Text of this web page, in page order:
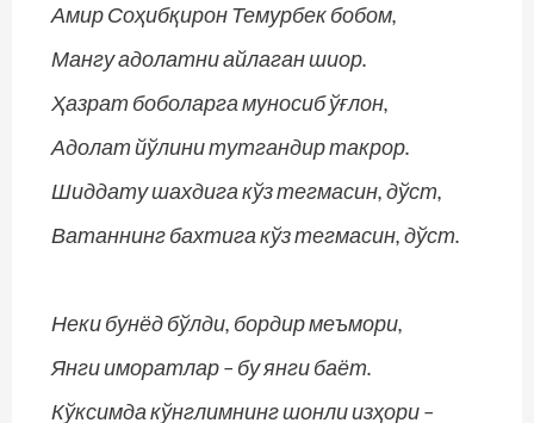
Амир Соҳибқирон Темурбек бобом,
Мангу адолатни айлаган шиор.
Ҳазрат боболарга муносиб ўғлон,
Адолат йўлини тутгандир такрор.
Шиддату шахдига кўз тегмасин, дўст,
Ватаннинг бахтига кўз тегмасин, дўст.
Неки бунёд бўлди, бордир меъмори,
Янги иморатлар – бу янги баёт.
Кўксимда кўнглимнинг шонли изҳори –